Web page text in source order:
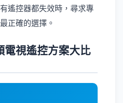
遙控器都失效時，尋求專
正確的選擇。
電視遙控方案大比